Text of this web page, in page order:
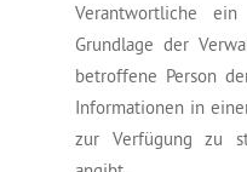
Verantwortliche
Grundlage der
betroffene Person
Informationen in
zur Verfügung zu